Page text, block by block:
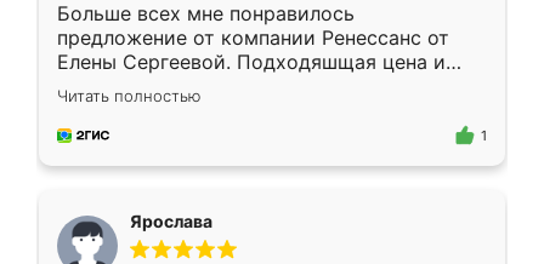
Больше всех мне понравилось
предложение от компании Ренессанс от
Елены Сергеевой. Подходяшщая цена и
короткие сроки изготовления. Приехавший
для замера сотрудник Владислав
предложил по моему эскизу самый
Читать полностью
1
Ярослава